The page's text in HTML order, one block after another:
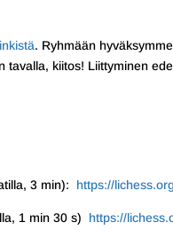
. Ryhmään
kiitos! Liittyminen
3 min): https://
1 min 30 s) https://